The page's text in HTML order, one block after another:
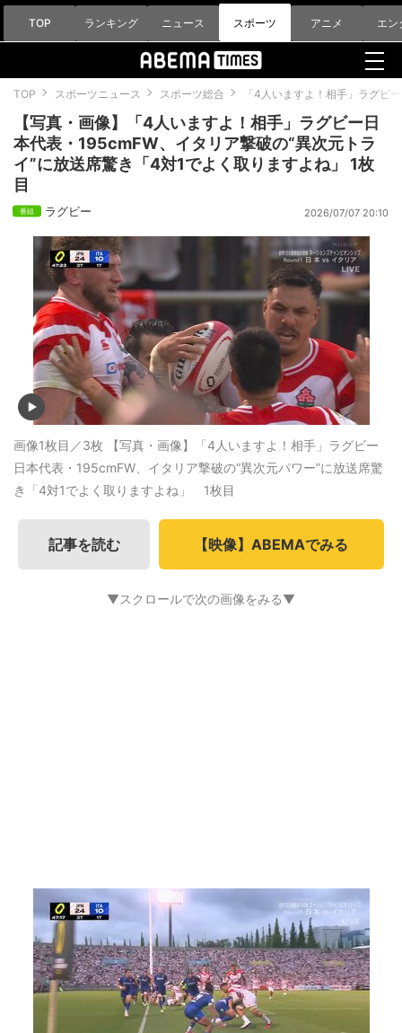
TOP ランキング ニュース スポーツ アニメ エン
TOP スポーツニュース スポーツ総合 「4人いますよ！相手」ラグビ
【写真・画像】「4人いますよ！相手」ラグビー日
本代表・195cmFW、イタリア撃破の“異次元トラ
イ”に放送席驚き「4対1でよく取りますよね」 1枚
目
ラグビー 2026/07/07 20:10
画像1枚目／3枚 【写真・画像】「4人いますよ！相手」ラグビー
日本代表・195cmFW、イタリア撃破の“異次元パワー”に放送席驚
き「4対1でよく取りますよね」 1枚目
記事を読む 【映像】ABEMAでみる
▼スクロールで次の画像をみる▼